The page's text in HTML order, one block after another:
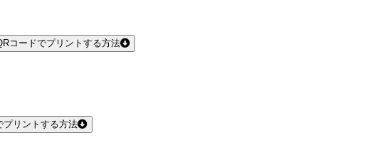
コードでプリントする方法
プリントする方法